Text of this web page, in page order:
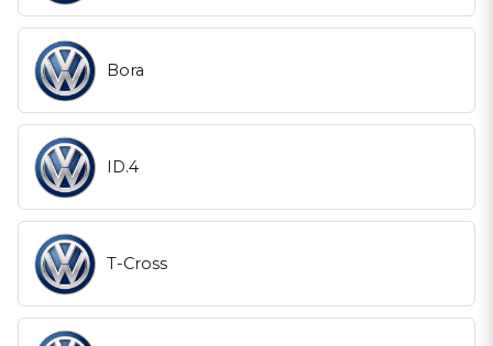
Bora
ID.4
T-Cross